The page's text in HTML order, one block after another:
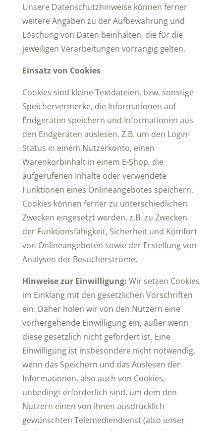
Unsere Datenschutzhinweise können ferner
weitere Angaben zu der Aufbewahrung und
Löschung von Daten beinhalten, die für die
jeweiligen Verarbeitungen vorrangig gelten.
Einsatz von Cookies
Cookies sind kleine Textdateien, bzw. sonstige
Speichervermerke, die Informationen auf
Endgeräten speichern und Informationen aus
den Endgeräten auslesen. Z.B. um den Login-
Status in einem Nutzerkonto, einen
Warenkorbinhalt in einem E-Shop, die
aufgerufenen Inhalte oder verwendete
Funktionen eines Onlineangebotes speichern.
Cookies können ferner zu unterschiedlichen
Zwecken eingesetzt werden, z.B. zu Zwecken
der Funktionsfähigkeit, Sicherheit und Komfort
von Onlineangeboten sowie der Erstellung von
Analysen der Besucherströme.
Hinweise zur Einwilligung: Wir setzen Cookies
im Einklang mit den gesetzlichen Vorschriften
ein. Daher holen wir von den Nutzern eine
vorhergehende Einwilligung ein, außer wenn
diese gesetzlich nicht gefordert ist. Eine
Einwilligung ist insbesondere nicht notwendig,
wenn das Speichern und das Auslesen der
Informationen, also auch von Cookies,
unbedingt erforderlich sind, um dem den
Nutzern einen von ihnen ausdrücklich
gewünschten Telemediendienst (also unser